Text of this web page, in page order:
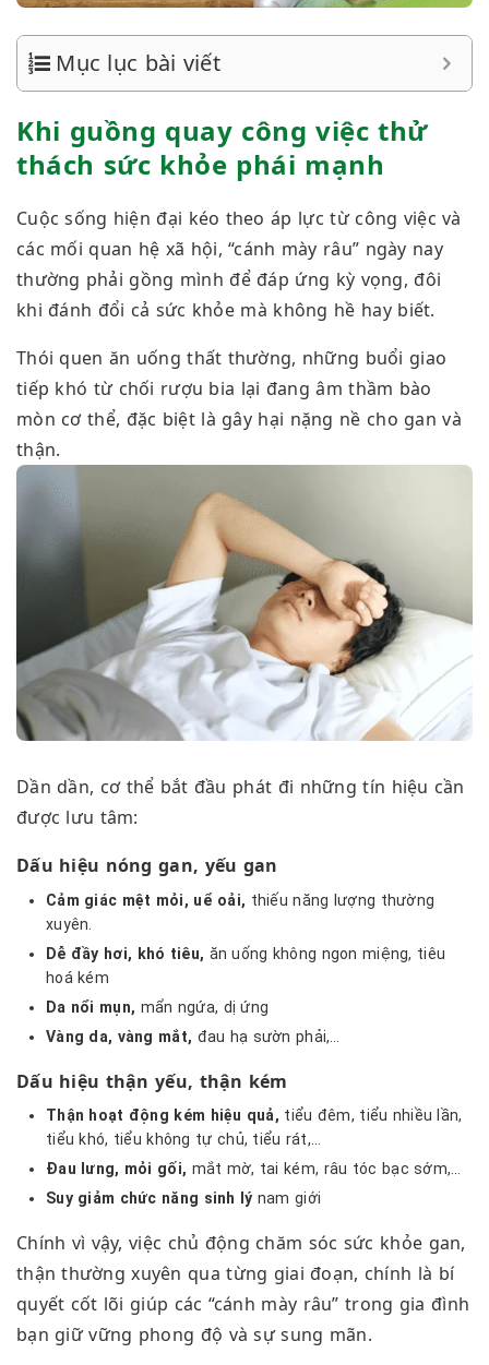
Mục lục bài viết
Khi guồng quay công việc thử
thách sức khỏe phái mạnh
Cuộc sống hiện đại kéo theo áp lực từ công việc và
các mối quan hệ xã hội, “cánh mày râu” ngày nay
thường phải gồng mình để đáp ứng kỳ vọng, đôi
khi đánh đổi cả sức khỏe mà không hề hay biết.
Thói quen ăn uống thất thường, những buổi giao
tiếp khó từ chối rượu bia lại đang âm thầm bào
mòn cơ thể, đặc biệt là gây hại nặng nề cho gan và
thận.
Dần dần, cơ thể bắt đầu phát đi những tín hiệu cần
được lưu tâm:
Dấu hiệu nóng gan, yếu gan
Cảm giác mệt mỏi, uể oải, thiếu năng lượng thường
xuyên.
Dễ đầy hơi, khó tiêu, ăn uống không ngon miệng, tiêu
hoá kém
Da nổi mụn, mẩn ngứa, dị ứng
Vàng da, vàng mắt, đau hạ sườn phải,…
Dấu hiệu thận yếu, thận kém
Thận hoạt động kém hiệu quả, tiểu đêm, tiểu nhiều lần,
tiểu khó, tiểu không tự chủ, tiểu rát,…
Đau lưng, mỏi gối, mắt mờ, tai kém, râu tóc bạc sớm,…
Suy giảm chức năng sinh lý nam giới
Chính vì vậy, việc chủ động chăm sóc sức khỏe gan,
thận thường xuyên qua từng giai đoạn, chính là bí
quyết cốt lõi giúp các “cánh mày râu” trong gia đình
bạn giữ vững phong độ và sự sung mãn.